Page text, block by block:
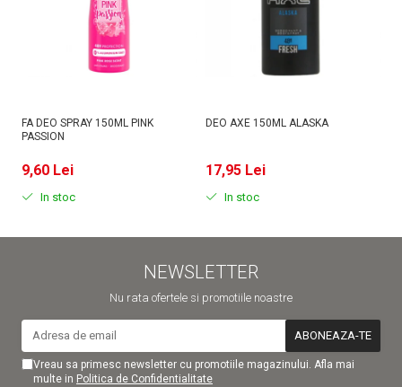
FA DEO SPRAY 150ML PINK
PASSION
9,60 Lei
In stoc
DEO AXE 150ML ALASKA
17,95 Lei
In stoc
NEWSLETTER
Nu rata ofertele si promotiile noastre
Vreau sa primesc newsletter cu promotiile magazinului. Afla mai
multe in Politica de Confidentialitate